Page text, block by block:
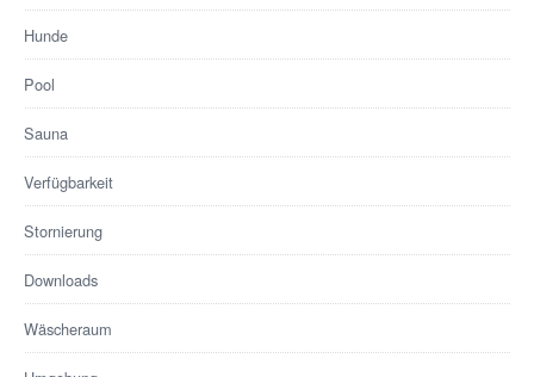
Hunde
Pool
Sauna
Verfügbarkeit
Stornierung
Downloads
Wäscheraum